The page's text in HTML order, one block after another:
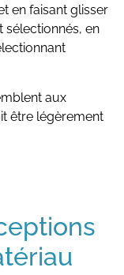
en faisant glisser
en
aux
être légèrement